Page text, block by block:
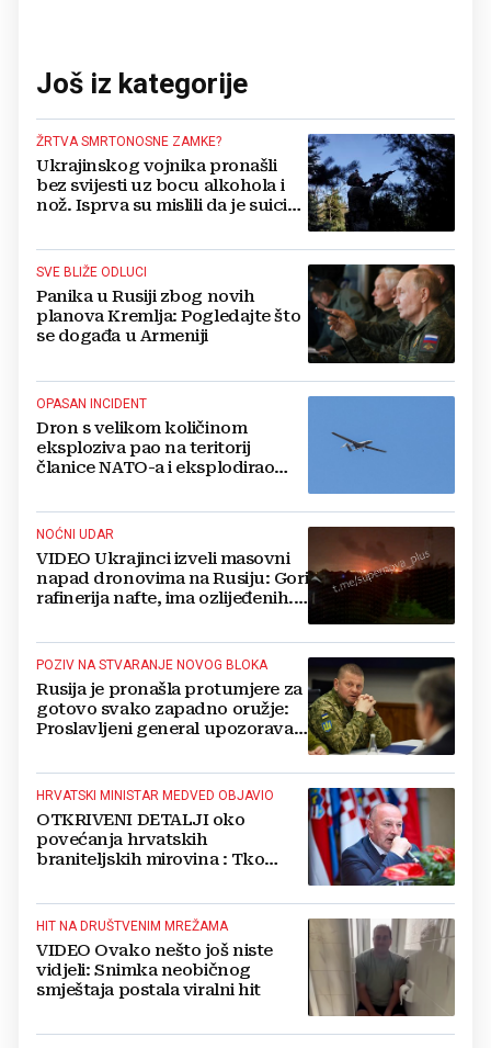
Još iz kategorije
ŽRTVA SMRTONOSNE ZAMKE?
Ukrajinskog vojnika pronašli
bez svijesti uz bocu alkohola i
nož. Isprva su mislili da je suicid,
SVE BLIŽE ODLUCI
Panika u Rusiji zbog novih
planova Kremlja: Pogledajte što
se događa u Armeniji
OPASAN INCIDENT
Dron s velikom količinom
eksploziva pao na teritorij
članice NATO-a i eksplodirao
NOĆNI UDAR
VIDEO Ukrajinci izveli masovni
napad dronovima na Rusiju: Gori
rafinerija nafte, ima ozlijeđenih.
POZIV NA STVARANJE NOVOG BLOKA
Rusija je pronašla protumjere za
gotovo svako zapadno oružje:
Proslavljeni general upozorava
HRVATSKI MINISTAR MEDVED OBJAVIO
OTKRIVENI DETALJI oko
povećanja hrvatskih
braniteljskih mirovina : Tko
HIT NA DRUŠTVENIM MREŽAMA
VIDEO Ovako nešto još niste
vidjeli: Snimka neobičnog
smještaja postala viralni hit